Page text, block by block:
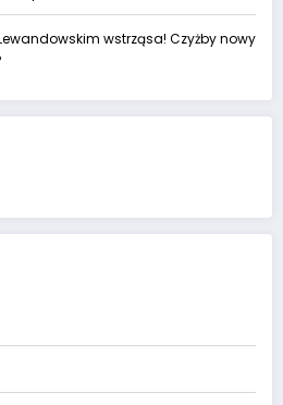
wstrząsa! Czyżby nowy